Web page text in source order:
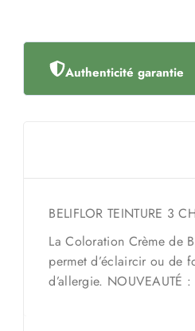
Authenticité garantie
BELIFLOR TEINTURE 3
La Coloration Crème de
permet d’éclaircir ou de
d’allergie. NOUVEAUTÉ